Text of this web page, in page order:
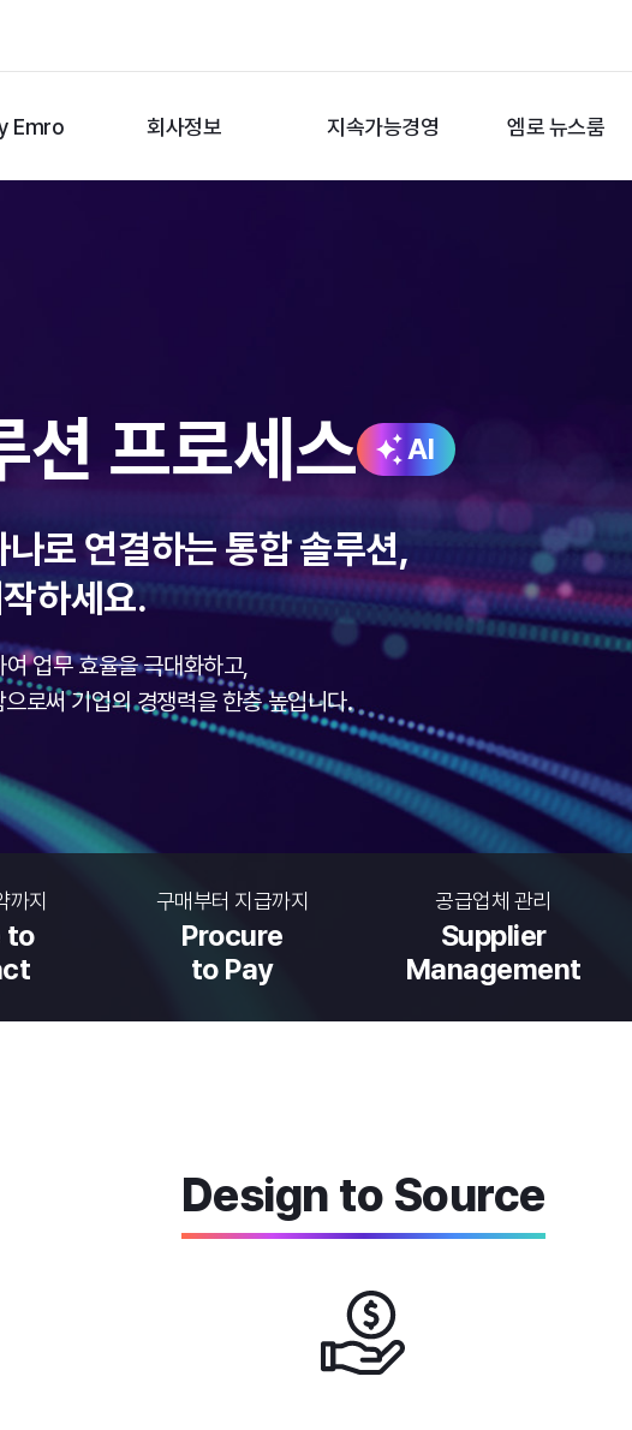
Emro 회사정보 지속가능경영 엠로 뉴스룸
프로세스 AI
로 연결하는 통합 솔루션,
하세요.
업무 효율을 극대화하고,
로써 기업의 경쟁력을 한층 높입니다.
까지
to
구매부터 지급까지
Procure
to Pay
공급업체 관리
Supplier
Management
Design to Source